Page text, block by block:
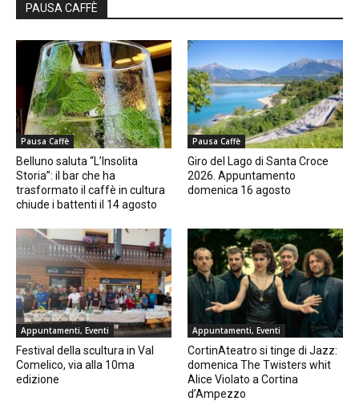
PAUSA CAFFÈ
Pausa Caffè
Belluno saluta “L’Insolita
Storia”: il bar che ha
trasformato il caffè in cultura
chiude i battenti il 14 agosto
Pausa Caffè
Giro del Lago di Santa Croce
2026. Appuntamento
domenica 16 agosto
Appuntamenti, Eventi
Festival della scultura in Val
Comelico, via alla 10ma
edizione
Appuntamenti, Eventi
CortinAteatro si tinge di Jazz:
domenica The Twisters whit
Alice Violato a Cortina
d’Ampezzo